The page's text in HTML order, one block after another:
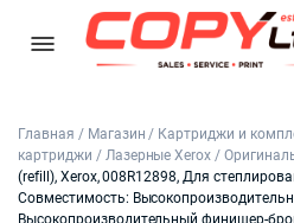
Главная / Магазин / Картриджи и
картриджи / Лазерные Xerox /
(refill), Xerox, 008R12898, Для
Совместимость:
Высокопроизводительный финишер-